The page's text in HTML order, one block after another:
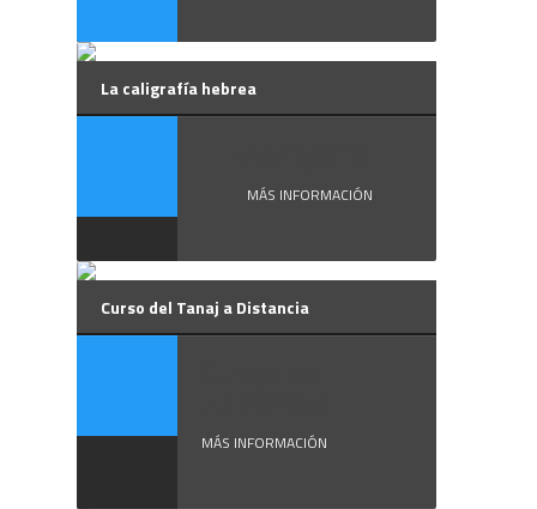
La caligrafía hebrea
MÁS INFORMACIÓN
Curso del Tanaj a Distancia
MÁS INFORMACIÓN